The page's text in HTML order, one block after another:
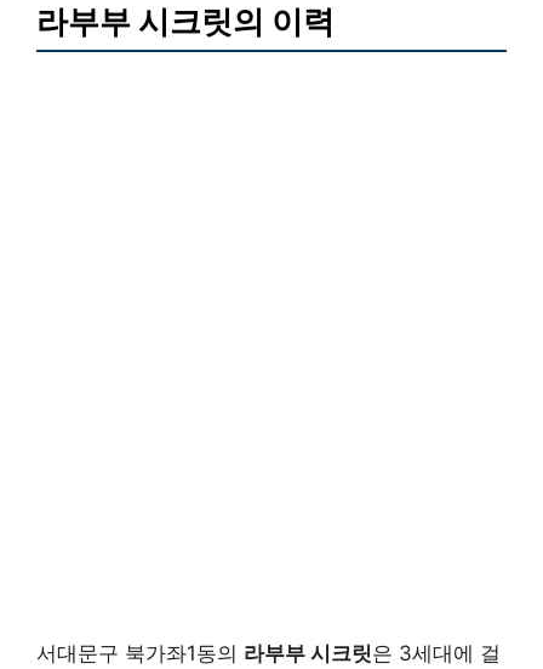
라부부 시크릿의 이력
서대문구 북가좌1동의 라부부 시크릿은 3세대에 걸